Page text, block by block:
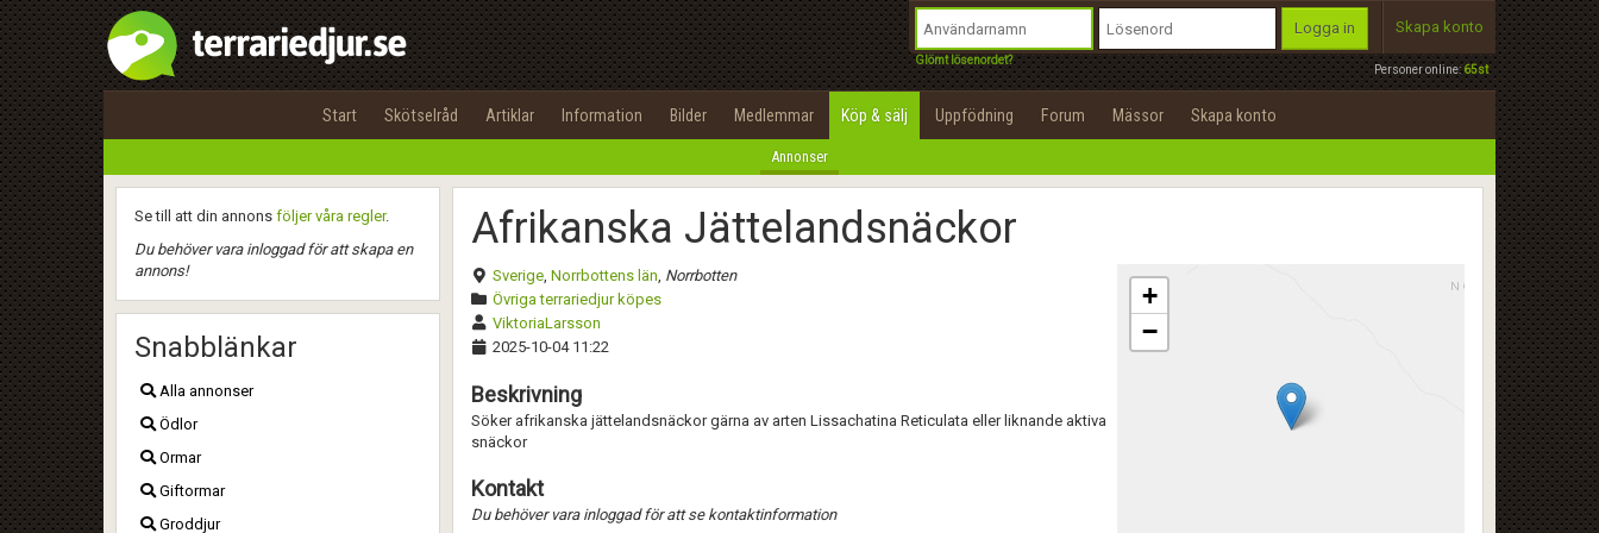
Personer online:65st
Logga in
Glömt lösenordet?
Skapa konto
Start Skötselråd Artiklar Information Bilder Medlemmar Köp & sälj Uppfödning Forum Mässor Skapa konto
Annonser
Se till att din annons följer våra regler.
Du behöver vara inloggad för att skapa en
annons!
Snabblänkar
Alla annonser
Ödlor
Ormar
Giftormar
Groddjur
Afrikanska Jättelandsnäckor
+
−
Sverige, Norrbottens län, Norrbotten
Övriga terrariedjur köpes
ViktoriaLarsson
2025-10-04 11:22
Beskrivning
Söker afrikanska jättelandsnäckor gärna av arten Lissachatina Reticulata eller liknande aktiva
snäckor
Kontakt
Du behöver vara inloggad för att se kontaktinformation
Namn:
Beskrivning:
Alla Positiva Negativa
Spara
Utför
100%
OK
integritetspolicy
Namn:
Epost:
Lösenord:
Terms of Service
Begär nytt lösenord
Tillbaka till förstasidan